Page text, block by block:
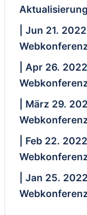
| Jun 21. 2022
| Apr 26. 2022
| März 29.
| Feb 22. 2022
| Jan 25.